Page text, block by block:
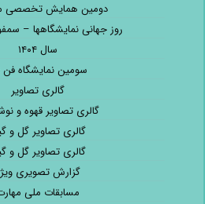
دومین همایش تخصصی
روز جهانی نمایشگاهها –
سال ۱۴۰۴
سومین نمایشگاه فن
گالری تصاویر
گالری تصاویر قهوه و
گالری تصاویر گل و
گالری تصاویر گل و
گزارش تصویری
مسابقات ملی